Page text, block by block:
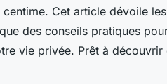
Cet article dévoile
des conseils pratiques
vie privée. Prêt à découvrir